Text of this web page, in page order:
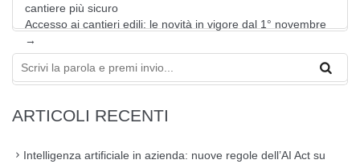
cantiere più sicuro
Accesso ai cantieri edili: le novità in vigore dal 1° novembre
→
ARTICOLI RECENTI
Intelligenza artificiale in azienda: nuove regole dell’AI Act su